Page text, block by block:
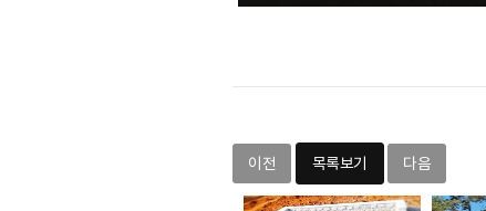
이전 목록보기 다음